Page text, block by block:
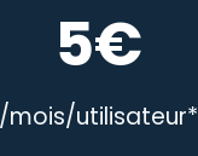
5€
/mois/utilisateur*